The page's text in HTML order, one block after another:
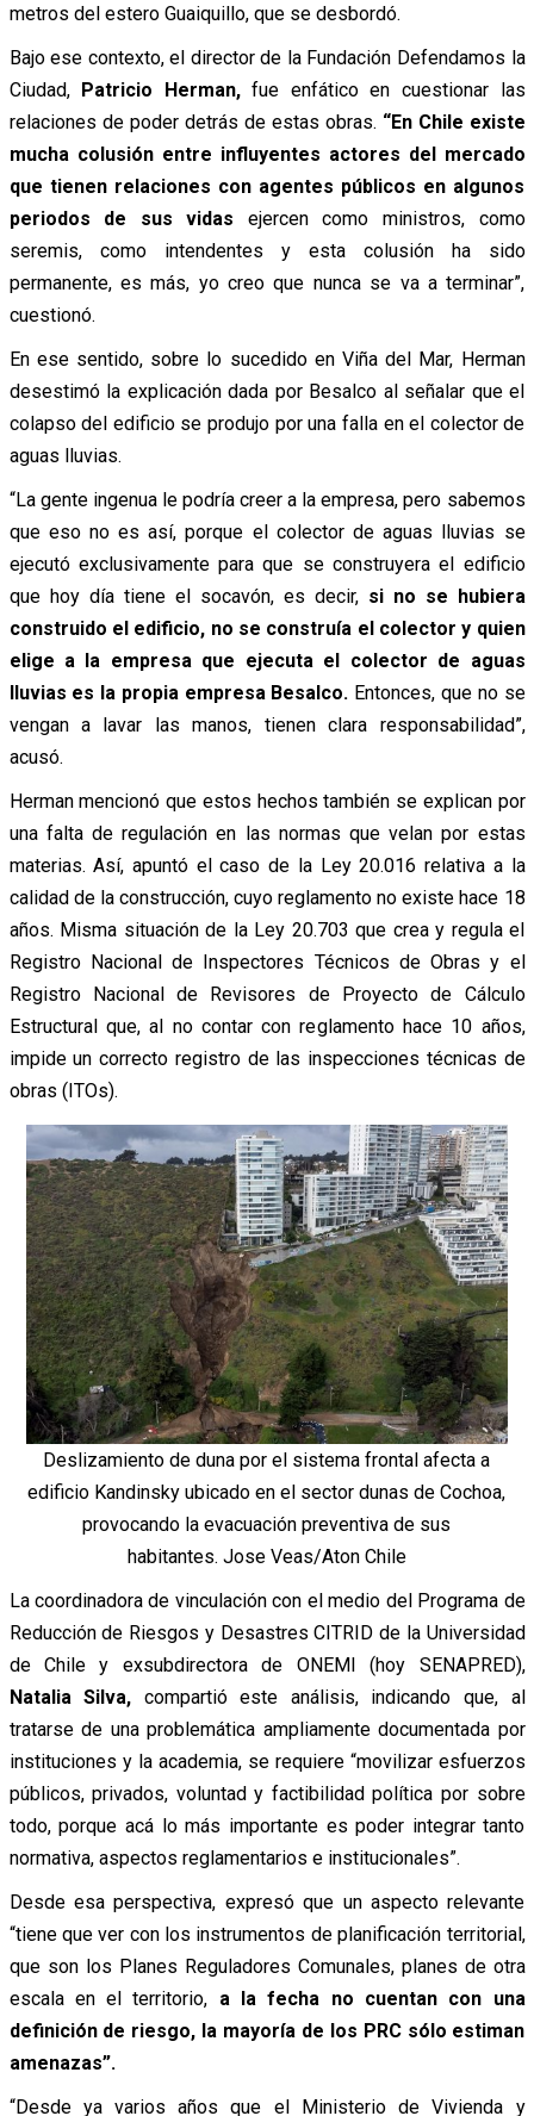
metros del estero Guaiquillo, que se desbordó.
Bajo ese contexto, el director de la Fundación Defendamos la
Ciudad, Patricio Herman,fue enfático en cuestionar las
relaciones de poder detrás de estas obras. “En Chile existe
mucha colusión entre influyentes actores del mercado
que tienen relaciones con agentes públicos en algunos
periodos de sus vidas ejercen como ministros, como
seremis, como intendentes y esta colusión ha sido
permanente, es más, yo creo que nunca se va a terminar”,
cuestionó.
En ese sentido, sobre lo sucedido en Viña del Mar, Herman
desestimó la explicación dada por Besalco al señalar que el
colapso del edificio se produjo por una falla en el colector de
aguas lluvias.
“La gente ingenua le podría creer a la empresa, pero sabemos
que eso no es así, porque el colector de aguas lluvias se
ejecutó exclusivamente para que se construyera el edificio
que hoy día tiene el socavón, es decir, si no se hubiera
construido el edificio, no se construía el colector y quien
elige a la empresa que ejecuta el colector de aguas
lluvias es la propia empresa Besalco. Entonces, que no se
vengan a lavar las manos, tienen clara responsabilidad”,
acusó.
Herman mencionó que estos hechos también se explican por
una falta de regulación en las normas que velan por estas
materias. Así, apuntó el caso de la Ley 20.016 relativa a la
calidad de la construcción, cuyo reglamento no existe hace 18
años. Misma situación de la Ley 20.703 que crea y regula el
Registro Nacional de Inspectores Técnicos de Obras y el
Registro Nacional de Revisores de Proyecto de Cálculo
Estructural que, al no contar con reglamento hace 10 años,
impide un correcto registro de las inspecciones técnicas de
obras (ITOs).
Deslizamiento de duna por el sistema frontal afecta a
edificio Kandinsky ubicado en el sector dunas de Cochoa,
provocando la evacuación preventiva de sus
habitantes. Jose Veas/Aton Chile
La coordinadora de vinculación con el medio del Programa de
Reducción de Riesgos y Desastres CITRID de la Universidad
de Chile y exsubdirectora de ONEMI (hoy SENAPRED),
Natalia Silva, compartió este análisis, indicando que, al
tratarse de una problemática ampliamente documentada por
instituciones y la academia, se requiere “movilizar esfuerzos
públicos, privados, voluntad y factibilidad política por sobre
todo, porque acá lo más importante es poder integrar tanto
normativa, aspectos reglamentarios e institucionales”.
Desde esa perspectiva, expresó que un aspecto relevante
“tiene que ver con los instrumentos de planificación territorial,
que son los Planes Reguladores Comunales, planes de otra
escala en el territorio, a la fecha no cuentan con una
definición de riesgo, la mayoría de los PRC sólo estiman
amenazas”.
“Desde ya varios años que el Ministerio de Vivienda y